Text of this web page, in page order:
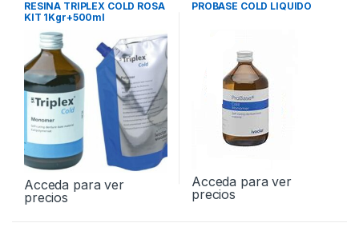
RESINA TRIPLEX COLD ROSA
KIT 1Kgr+500ml
Acceda para ver
precios
PROBASE COLD LIQUIDO
Acceda para ver
precios